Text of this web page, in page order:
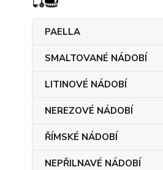
PAELLA
SMALTOVANÉ NÁDOBÍ
LITINOVÉ NÁDOBÍ
NEREZOVÉ NÁDOBÍ
ŘÍMSKÉ NÁDOBÍ
NEPŘILNAVÉ NÁDOBÍ